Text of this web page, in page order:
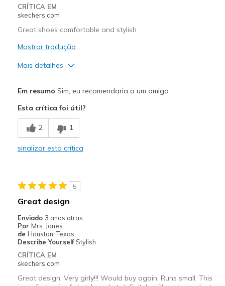
View On Shoes
CRÍTICA EM
skechers.com
Great shoes comfortable and stylish
Mostrar tradução
Mais detalhes
Comfortable
Stylish
Going Out
Width
Sizing
Feels true to size
View On Shoes
Em resumo Sim, eu recomendaria a um amigo
Esta crítica foi útil?
2 1
sinalizar esta crítica
5
Great design
Enviado 3 anos atras
Por Mrs. Jones
de Houston, Texas
Describe Yourself Stylish
CRÍTICA EM
skechers.com
Great design. Very girly!!! Would buy again. Runs small. This